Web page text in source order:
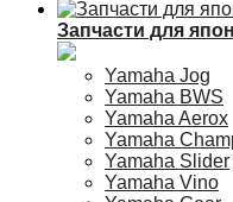
Запчасти для
Yamaha Jog
Yamaha BWS
Yamaha Aerox
Yamaha
Yamaha Slider
Yamaha Vino